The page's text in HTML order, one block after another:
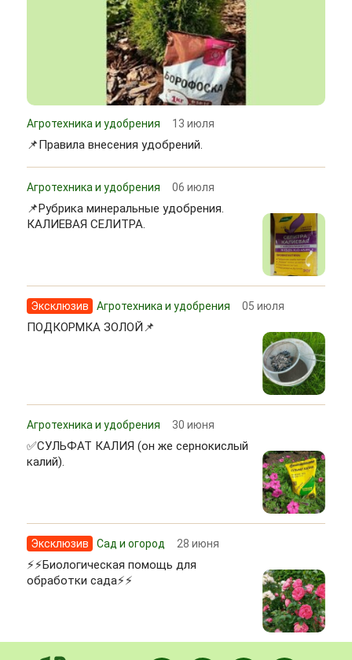
Агротехника и удобрения 13 июля
📌Правила внесения удобрений.
Агротехника и удобрения 06 июля
📌Рубрика минеральные удобрения.
КАЛИЕВАЯ СЕЛИТРА.
Эксклюзив Агротехника и удобрения 05 июля
ПОДКОРМКА ЗОЛОЙ📌
Агротехника и удобрения 30 июня
✅СУЛЬФАТ КАЛИЯ (он же сернокислый
калий).
Эксклюзив Сад и огород 28 июня
⚡⚡Биологическая помощь для
обработки сада⚡⚡